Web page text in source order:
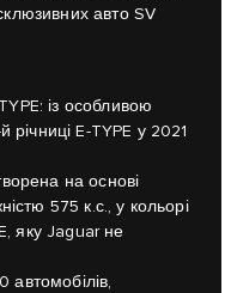
авто SV
із особливою
E-TYPE у 2021
на основі
575 к.с., у кольорі
яку Jaguar не
автомобілів,